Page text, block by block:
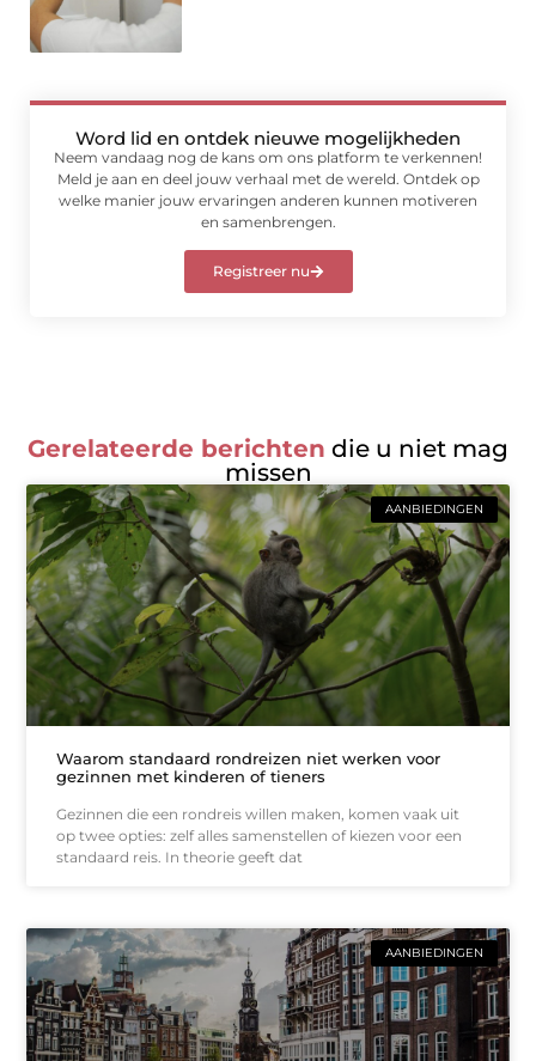
Word lid en ontdek nieuwe mogelijkheden
Neem vandaag nog de kans om ons platform te verkennen!
Meld je aan en deel jouw verhaal met de wereld. Ontdek op
welke manier jouw ervaringen anderen kunnen motiveren
en samenbrengen.
Registreer nu
Gerelateerde berichten die u niet mag
missen
AANBIEDINGEN
Waarom standaard rondreizen niet werken voor
gezinnen met kinderen of tieners
Gezinnen die een rondreis willen maken, komen vaak uit
op twee opties: zelf alles samenstellen of kiezen voor een
standaard reis. In theorie geeft dat
AANBIEDINGEN